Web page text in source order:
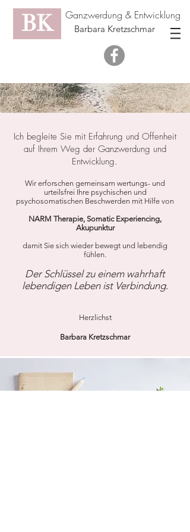
BK Ganzwerdung & Entwicklung
Barbara Kretzschmar
Ich begleite Sie mit Erfahrung und Offenheit
auf Ihrem Weg der Ganzwerdung und
Entwicklung.
Wir erforschen gemeinsam wertungs- und
urteilsfrei Ihre psychischen und
psychosomatischen Beschwerden mit Hilfe von
NARM Therapie, Somatic Experiencing,
Akupunktur
damit Sie sich wieder bewegt und lebendig
fühlen.
Der Schlüssel zu einem wahrhaft
lebendigen Leben ist Verbindung.
Herzlichst
Barbara Kretzschmar